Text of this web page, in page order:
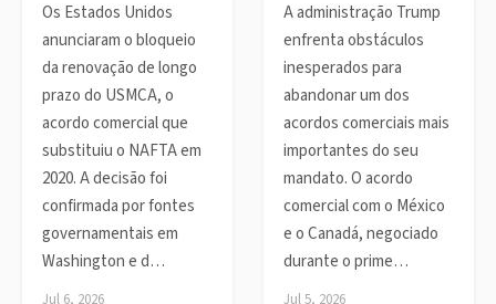
Os Estados Unidos
anunciaram o bloqueio
da renovação de longo
prazo do USMCA, o
acordo comercial que
substituiu o NAFTA em
2020. A decisão foi
confirmada por fontes
governamentais em
Washington e d…
Jul 6, 2026
A administração Trump
enfrenta obstáculos
inesperados para
abandonar um dos
acordos comerciais mais
importantes do seu
mandato. O acordo
comercial com o México
e o Canadá, negociado
durante o prime…
Jul 5, 2026